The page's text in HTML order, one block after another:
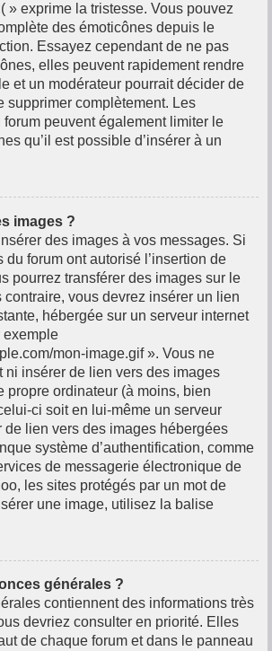
» exprime la tristesse. Vous pouvez
des émoticônes depuis le
Essayez cependant de ne pas
elles peuvent rapidement rendre
et un modérateur pourrait décider de
supprimer complètement. Les
peuvent également limiter le
qu’il est possible d’insérer à un
images ?
des images à vos messages. Si
du forum ont autorisé l’insertion de
pourrez transférer des images sur le
contraire, vous devrez insérer un lien
hébergée sur un serveur internet
exemple
mon-image.gif ». Vous ne
ni insérer de lien vers des images
propre ordinateur (à moins, bien
ci soit en lui-même un serveur
de lien vers des images hébergées
système d’authentification, comme
de messagerie électronique de
les sites protégés par un mot de
une image, utilisez la balise
générales ?
contiennent des informations très
devriez consulter en priorité. Elles
de chaque forum et dans le panneau